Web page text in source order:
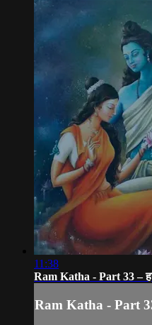
11:38
Ram Katha - Part 33 –
Ram Katha - Part